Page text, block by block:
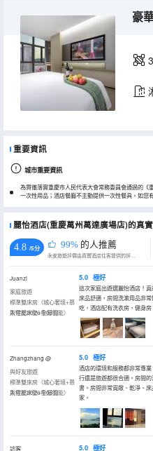
重要資訊
城市重要資訊
為貫徹落實重慶市人民代表大會常務委員會通過的《
一次性用品；酒店餐廳不主動提供一次性餐具。如您
麗怡酒店(重慶萬州萬達廣場店)的真
4.8 /5分 99% 的人推薦
永安旅遊評價由真實酒店住客提供的評價。
Juanzi
家庭旅遊
標準雙床房（城心奢境+慕
斯零壓床墊+全屋智能）
入住於2026年08月
5.0 極好
這次家庭出遊選麗怡酒店！
床品舒適，房間洗漱用品非
吃，酒店配有洗衣房，健身
Zhangzhang @
與好友旅遊
標準雙床房（城心奢境+慕
斯零壓床墊+全屋智能）
入住於2026年08月
5.0 極好
酒店的環境和服務都非常專
行還是旅遊都很合適。房間
書。房間非常寬敞、乾淨、
家。
訪客 5.0 極好